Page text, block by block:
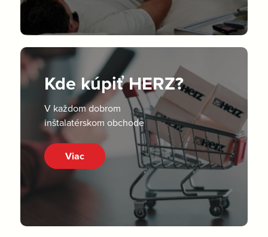
Kde kúpiť HERZ?
V každom dobrom
inštalatérskom obchode
Viac